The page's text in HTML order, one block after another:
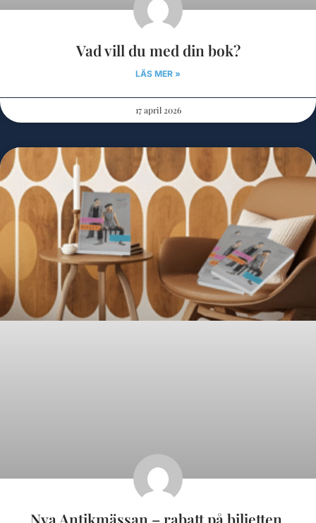
Vad vill du med din bok?
LÄS MER »
17 april 2026
Nya Antikmässan – rabatt på biljetten,